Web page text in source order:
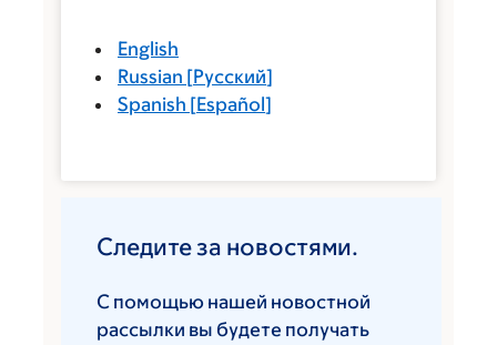
English
Russian [Русский]
Spanish [Español]
Следите за новостями.
С помощью нашей новостной
рассылки вы будете получать